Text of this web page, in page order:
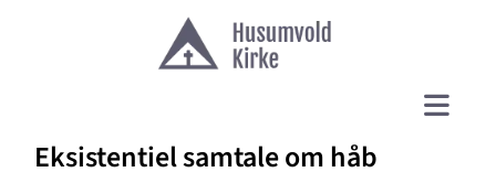
Eksistentiel samtale om håb